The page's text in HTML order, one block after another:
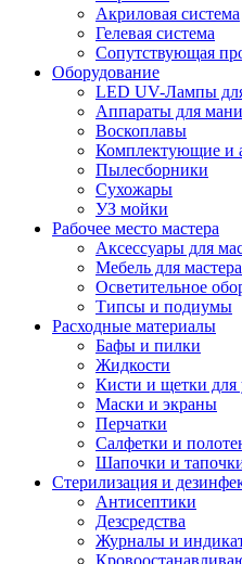
Акриловая система
Гелевая система
Сопутствующая
Оборудование
LED UV-Лампы
Аппараты для
Воскоплавы
Комплектующие и
Пылесборники
Сухожары
УЗ мойки
Рабочее место мастера
Аксессуары для
Мебель для
Осветительное
Типсы и подиумы
Расходные материалы
Бафы и пилки
Жидкости
Кисти и щетки для
Маски и экраны
Перчатки
Салфетки и
Шапочки и
Стерилизация и
Антисептики
Дезсредства
Журналы и